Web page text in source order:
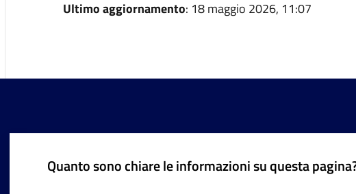
Ultimo aggiornamento: 18 maggio 2026, 11:07
Quanto sono chiare le informazioni su questa